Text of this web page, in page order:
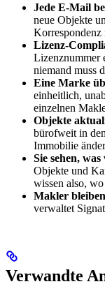
Jede E-Mail
neue Objekte
Korrespondenz
Lizenz-
Lizenznummer
niemand muss
Eine Marke
einheitlich,
einzelnen
Objekte
bürofweit in
Immobilie
Sie sehen,
Objekte und
wissen also,
Makler
verwaltet
Verwandte